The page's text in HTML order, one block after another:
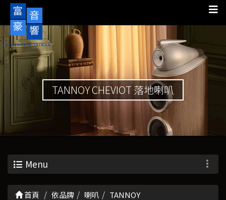
TANNOY CHEVIOT 落地喇叭
Menu
首頁 依品牌 喇叭 TANNOY